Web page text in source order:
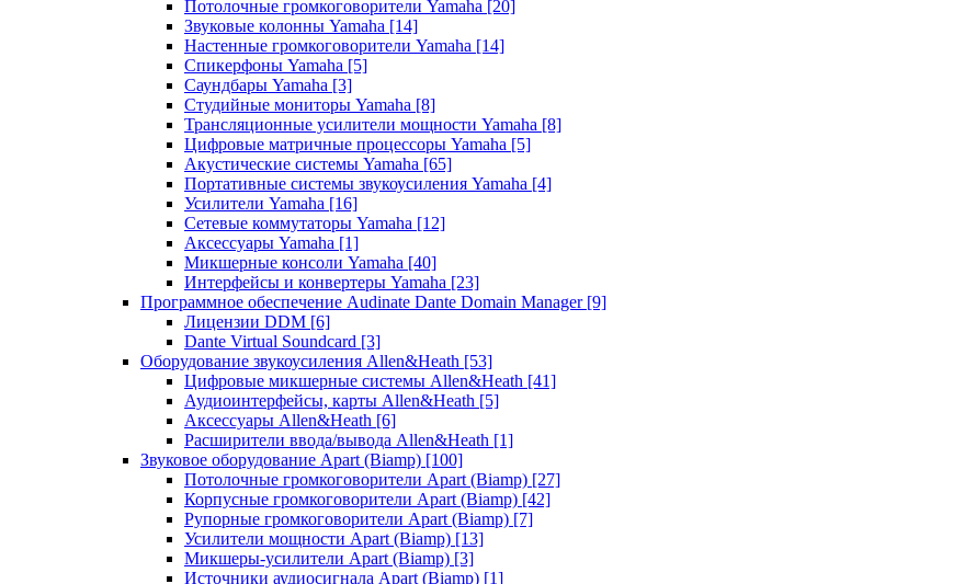
Потолочные громкоговорители Yamaha [20]
Звуковые колонны Yamaha [14]
Настенные громкоговорители Yamaha [14]
Спикерфоны Yamaha [5]
Саундбары Yamaha [3]
Студийные мониторы Yamaha [8]
Трансляционные усилители мощности Yamaha [8]
Цифровые матричные процессоры Yamaha [5]
Акустические системы Yamaha [65]
Портативные системы звукоусиления Yamaha [4]
Усилители Yamaha [16]
Сетевые коммутаторы Yamaha [12]
Аксессуары Yamaha [1]
Микшерные консоли Yamaha [40]
Интерфейсы и конвертеры Yamaha [23]
Программное обеспечение Audinate Dante Domain Manager [9]
Лицензии DDM [6]
Dante Virtual Soundcard [3]
Оборудование звукоусиления Allen&Heath [53]
Цифровые микшерные системы Allen&Heath [41]
Аудиоинтерфейсы, карты Allen&Heath [5]
Аксессуары Allen&Heath [6]
Расширители ввода/вывода Allen&Heath [1]
Звуковое оборудование Apart (Biamp) [100]
Потолочные громкоговорители Apart (Biamp) [27]
Корпусные громкоговорители Apart (Biamp) [42]
Рупорные громкоговорители Apart (Biamp) [7]
Усилители мощности Apart (Biamp) [13]
Микшеры-усилители Apart (Biamp) [3]
Источники аудиосигнала Apart (Biamp) [1]